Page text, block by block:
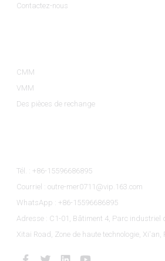
Contactez-nous
CMM
VMM
Des pièces de rechange
Tél. : +86-15596686895
Courriel : outre-mer0711@vip.163.com
WhatsApp : +86-15596686895
Adresse : C1-01, Bâtiment 4, Parc industriel
Xitai Road, Zone de haute technologie, Xi'an,